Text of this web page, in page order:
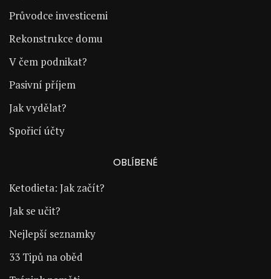
Průvodce investicemi
Rekonstrukce domu
V čem podnikat?
Pasivní příjem
Jak vydělat?
Spořicí účty
OBLÍBENÉ
Ketodieta: Jak začít?
Jak se učit?
Nejlepší seznamky
33 Tipů na oběd